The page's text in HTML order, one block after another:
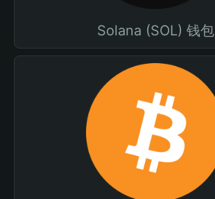
Solana (SOL) 钱包